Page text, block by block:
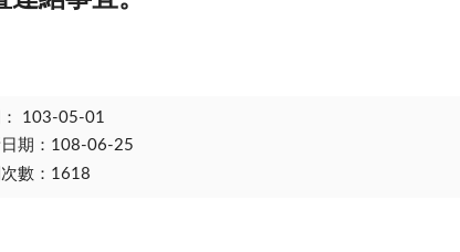
103-05-01
期：108-06-25
數：1618